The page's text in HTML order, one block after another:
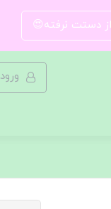
از دستت نرفته😍